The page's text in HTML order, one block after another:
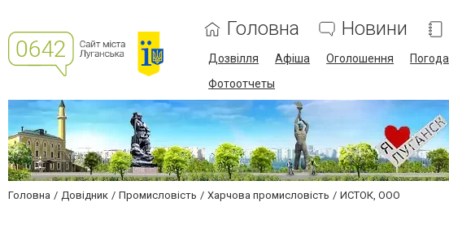
Головна Новини
Дозвілля Афіша Оголошення Погода
Фотоотчеты
Головна Довідник Промисловість Харчова промисловість ИСТОК, ООО